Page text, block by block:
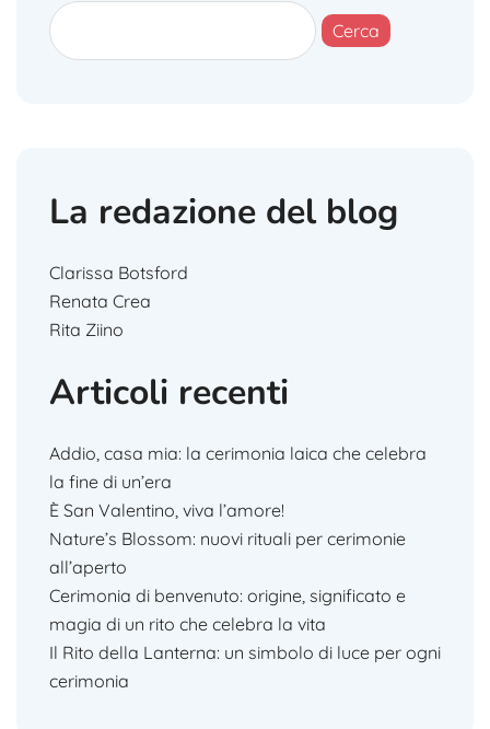
Cerca
La redazione del blog
Clarissa Botsford
Renata Crea
Rita Ziino
Articoli recenti
Addio, casa mia: la cerimonia laica che celebra
la fine di un’era
È San Valentino, viva l’amore!
Nature’s Blossom: nuovi rituali per cerimonie
all’aperto
Cerimonia di benvenuto: origine, significato e
magia di un rito che celebra la vita
Il Rito della Lanterna: un simbolo di luce per ogni
cerimonia